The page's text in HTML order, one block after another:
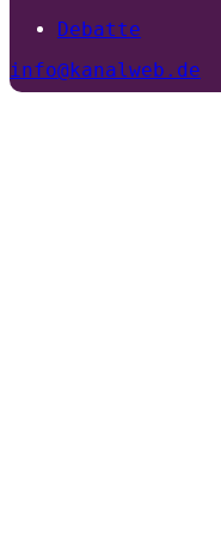
Debatte
info@kanalweb.de